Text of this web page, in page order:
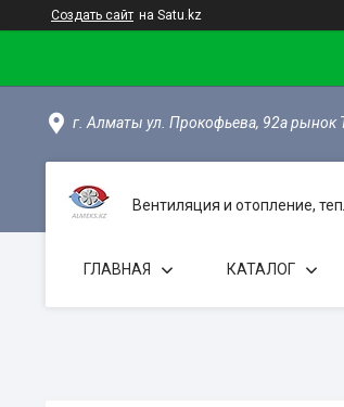
Создать сайт на Satu.kz
г. Алматы ул. Прокофьева, 92а рынок
Вентиляция и отопление,
ГЛАВНАЯ КАТАЛОГ